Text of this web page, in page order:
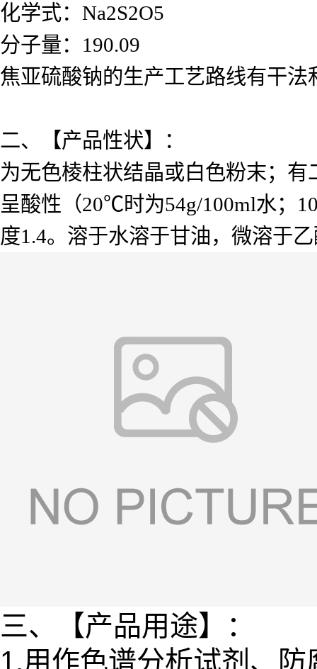
化学式：Na2S2O5
分子量：190.09
焦亚硫酸钠的生产工艺路线有干法
二、【产品性状】：
为无色棱柱状结晶或白色粉末；
呈酸性（20℃时为54g/100ml水；
度1.4。溶于水溶于甘油，微溶于
三、【产品用途】：
1.用作色谱分析试剂、